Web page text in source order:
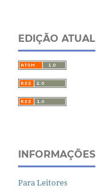
EDIÇÃO ATUAL
INFORMAÇÕES
Para Leitores